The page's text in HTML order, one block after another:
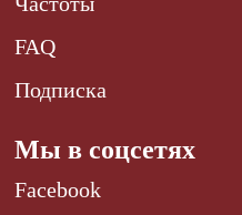
FAQ
Подписка
Мы в соцсетях
Facebook